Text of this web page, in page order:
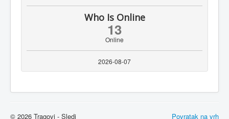
Who Is Online
13
Online
2026-08-07
Povratak na vrh
© 2026 Tragovi - Sledi